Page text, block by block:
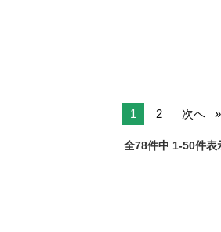
1 2 次へ
全78件中 1-50件表